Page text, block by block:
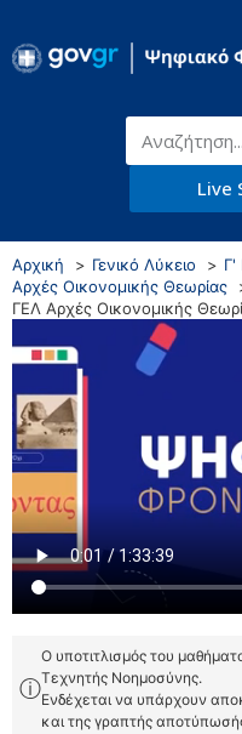
Live
Αρχική Γενικό Λύκειο
Γ'
Αρχές Οικονομικής Θεωρίας
ΓΕΛ Αρχές Οικονομικής
ⓘ
Ο υποτιτλισμός του
Τεχνητής Νοημοσύνης.
Ενδέχεται να υπάρχουν
και της γραπτής